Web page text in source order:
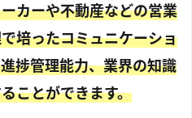
カーや不動産などの営業
培ったコミュニケーショ
捗管理能力、業界の知識
ことができます。